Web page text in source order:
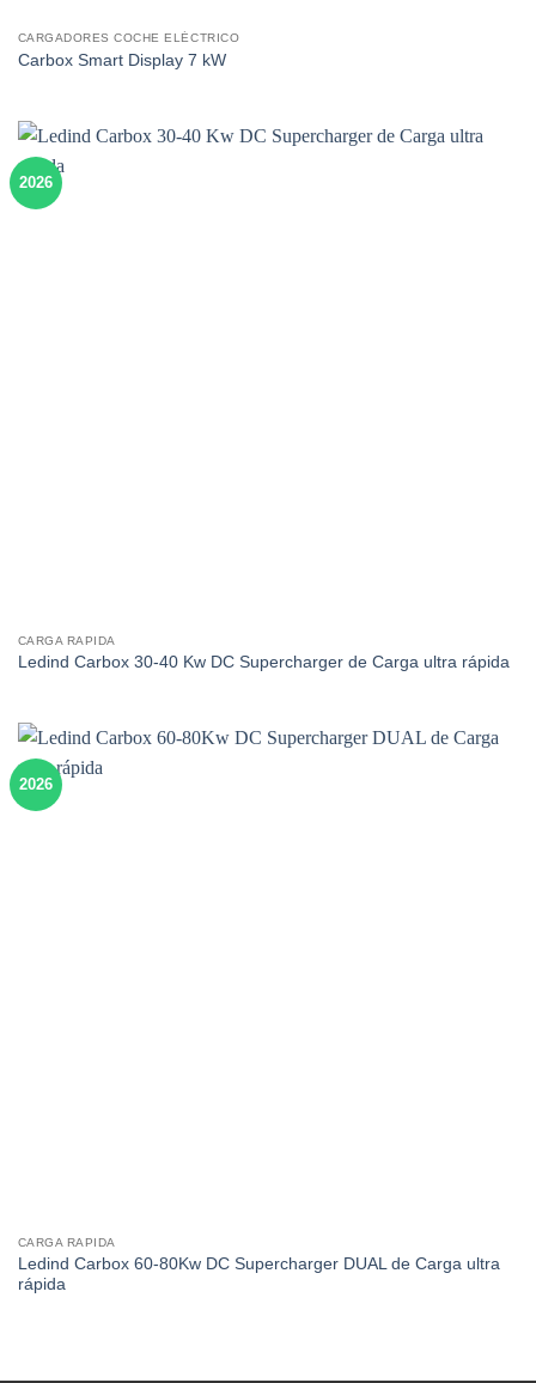
CARGADORES COCHE ELÉCTRICO
Carbox Smart Display 7 kW
2026
CARGA RAPIDA
Ledind Carbox 30-40 Kw DC Supercharger de Carga ultra rápida
2026
CARGA RAPIDA
Ledind Carbox 60-80Kw DC Supercharger DUAL de Carga ultra
rápida